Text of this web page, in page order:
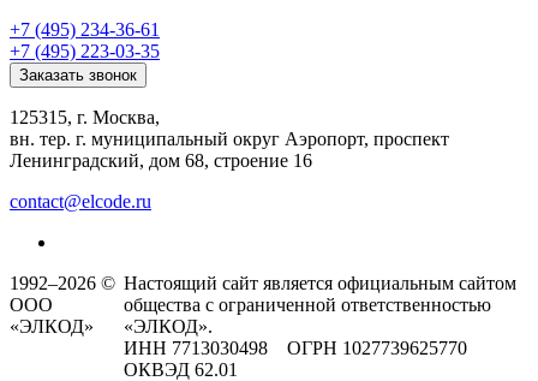
+7 (495) 234-36-61
+7 (495) 223-03-35
Заказать звонок
125315, г. Москва,
вн. тер. г. муниципальный округ Аэропорт, проспект
Ленинградский, дом 68, строение 16
contact@elcode.ru
1992–2026 ©
ООО
«ЭЛКОД»
Настоящий сайт является официальным сайтом
общества с ограниченной ответственностью
«ЭЛКОД».
ИНН 7713030498 ОГРН 1027739625770
ОКВЭД 62.01